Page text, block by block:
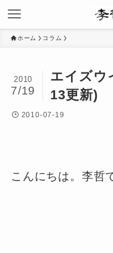
ホーム コラム
エイズウ
13更新)
2010
7/19
2010-07-19
こんにちは。李哲